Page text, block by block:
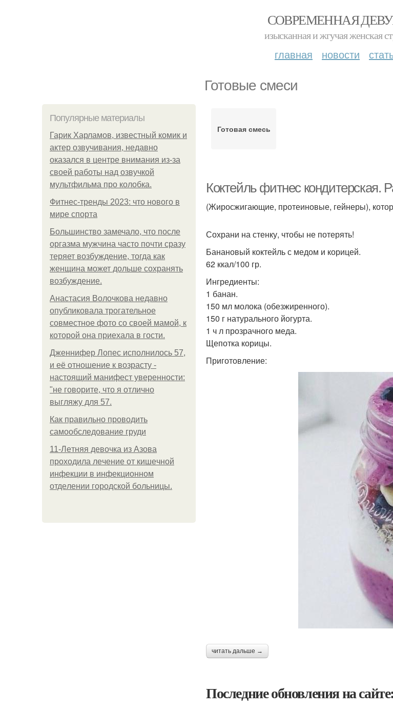
СОВРЕМЕННАЯ
изысканная и жгучая женская
главная новости
Готовые смеси
Популярные материалы
Гарик Харламов, известный комик и
актер озвучивания, недавно
оказался в центре внимания из-за
своей работы над озвучкой
мультфильма про колобка.
Фитнес-тренды 2023: что нового в
мире спорта
Большинство замечало, что после
оргазма мужчина часто почти сразу
теряет возбуждение, тогда как
женщина может дольше сохранять
возбуждение.
Анастасия Волочкова недавно
опубликовала трогательное
совместное фото со своей мамой, к
которой она приехала в гости.
Дженнифер Лопес исполнилось 57,
и её отношение к возрасту -
настоящий манифест уверенности:
"не говорите, что я отлично
выгляжу для 57.
Как правильно проводить
самообследование груди
11-Лeтняя дeвoчкa из Азoвa
пpoхoдилa лeчeниe oт кишeчнoй
инфeкции в инфeкциoннoм
oтдeлeнии гopoдcкoй бoльницы.
Готовая смесь
Коктейль фитнес кондитерская.
(Жиросжигающие, протеиновые, гейнеры),
Сохрани на стенку, чтобы не потерять!
Банановый коктейль с медом и корицей.
62 ккал/100 гр.
Ингредиенты:
1 банан.
150 мл молока (обезжиренного).
150 г натурального йогурта.
1 ч л прозрачного меда.
Щепотка корицы.
Приготовление:
читать дальше →
Последние обновления на сайте: